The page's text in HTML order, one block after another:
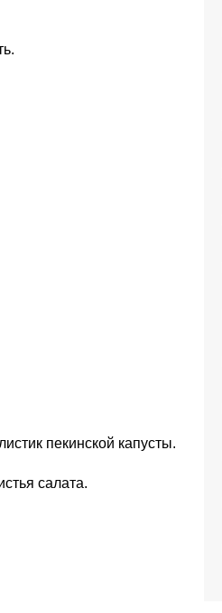
пекинской капусты.
салата.